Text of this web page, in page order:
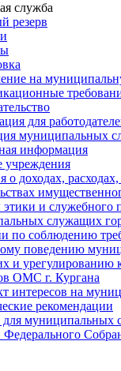
служба
резерв
на
для
муниципальных
информация
учреждения
о доходах,
и служебного
служащих
по соблюдению
поведению
и урегулированию
ОМС г. Кургана
интересов на
рекомендации
для муниципальных